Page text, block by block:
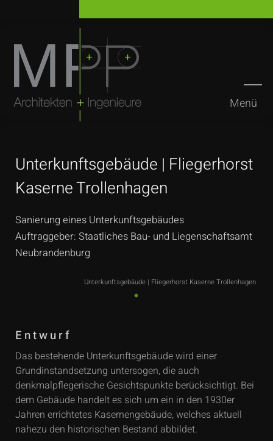
Menü
Unterkunftsgebäude | Fliegerhorst
Kaserne Trollenhagen
Sanierung eines Unterkunftsgebäudes
Auftraggeber: Staatliches Bau- und Liegenschaftsamt
Neubrandenburg
Unterkunftsgebäude | Fliegerhorst Kaserne Trollenhagen
Entwurf
Das bestehende Unterkunftsgebäude wird einer
Grundinstandsetzung untersogen, die auch
denkmalpflegerische Gesichtspunkte berücksichtigt. Bei
dem Gebäude handelt es sich um ein in den 1930er
Jahren errichtetes Kasernengebäude, welches aktuell
nahezu den historischen Bestand abbildet.